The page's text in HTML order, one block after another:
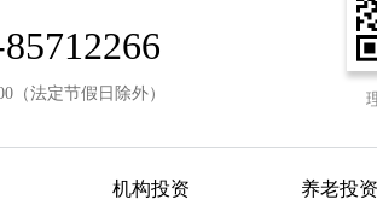
（法定节假日除外）
机构投资 养老投资